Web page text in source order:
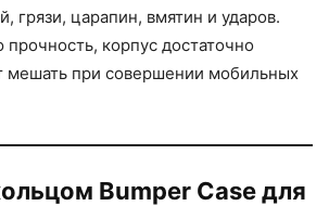
грязи, царапин, вмятин и ударов.
корпус достаточно
мешать при совершении мобильных
Bumper Case для